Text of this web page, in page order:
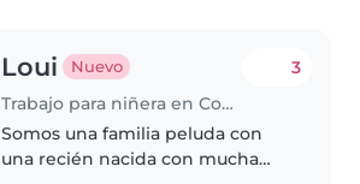
Loui Nuevo
Trabajo para niñera en Coyoacán
3
Somos una familia peluda con
una recién nacida con mucha